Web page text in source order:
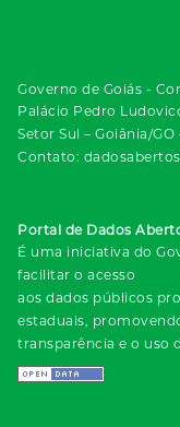
Governo de Goiás -
Palácio Pedro
Setor Sul – Goiânia/GO
Contato:
Portal de Dados
É uma iniciativa do
facilitar o acesso
aos dados públicos
estaduais,
transparência e o uso